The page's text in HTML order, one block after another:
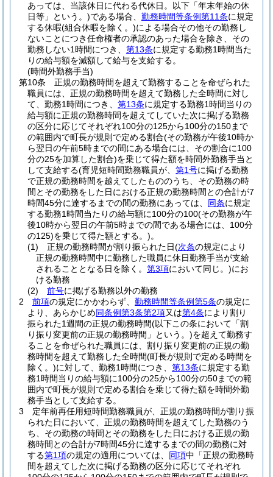
あっては、当該休日に代わる代休日。以下「年末年始の休
日等」という。)である場合、 勤務時間等条例第11条に規定
する休暇(組合休暇を除く。)による場合その他その勤務し
ないことにつき任命権者の承認のあった場合を除き、その
勤務しない1時間につき、 第13条に規定する勤務1時間当た
りの給与額を減額して給与を支給する。
(時間外勤務手当)
第10条
正規の勤務時間を超えて勤務することを命ぜられた
職員には、正規の勤務時間を超えて勤務した全時間に対し
て、勤務1時間につき、 第13条に規定する勤務1時間当りの
給与額に正規の勤務時間を超えてしていた次に掲げる勤務
の区分に応じてそれぞれ100分の125から100分の150まで
の範囲内で町長が規則で定める割合(その勤務が午後10時か
ら翌日の午前5時までの間にある場合には、その割合に100
分の25を加算した割合)を乗じて得た額を時間外勤務手当と
して支給する(育児短時間勤務職員が、 第1号に掲げる勤務
で正規の勤務時間を越えてしたもののうち、その勤務の時
間とその勤務をした日における正規の勤務時間との合計が7
時間45分に達するまでの間の勤務にあっては、 同条に規定
する勤務1時間当たりの給与額に100分の100(その勤務が午
後10時から翌日の午前5時までの間である場合には、100分
の125)を乗じて得た額とする。)。
(1)
正規の勤務時間が割り振られた日(次条の規定により
正規の勤務時間中に勤務した職員に休日勤務手当が支給
されることとなる日を除く。 第3項において同じ。)にお
ける勤務
(2)
前号に掲げる勤務以外の勤務
2
前項の規定にかかわらず、 勤務時間等条例第5条の規定に
より、あらかじめ同条例第3条第2項又は第4条により割り
振られた1週間の正規の勤務時間(以下この条において「割
り振り変更前の正規の勤務時間」という。)を超えて勤務す
ることを命ぜられた職員には、割り振り変更前の正規の勤
務時間を超えて勤務した全時間(町長が規則で定める時間を
除く。)に対して、勤務1時間につき、 第13条に規定する勤
務1時間当りの給与額に100分の25から100分の50までの範
囲内で町長が規則で定める割合を乗じて得た額を時間外勤
務手当として支給する。
3
定年前再任用短時間勤務職員が、正規の勤務時間が割り振
られた日において、正規の勤務時間を超えてした勤務のう
ち、その勤務の時間とその勤務をした日における正規の勤
務時間との合計が7時間45分に達するまでの間の勤務に対
する第1項の規定の適用については、 同項中「正規の勤務時
間を超えてした次に掲げる勤務の区分に応じてそれぞれ